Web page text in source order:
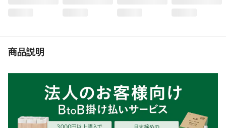
つや肌が汚れているとカブレの原因になる
ので、こまめに交換し、清潔にしてくださ
い。
日本
男性・女性
男女共用
商品説明